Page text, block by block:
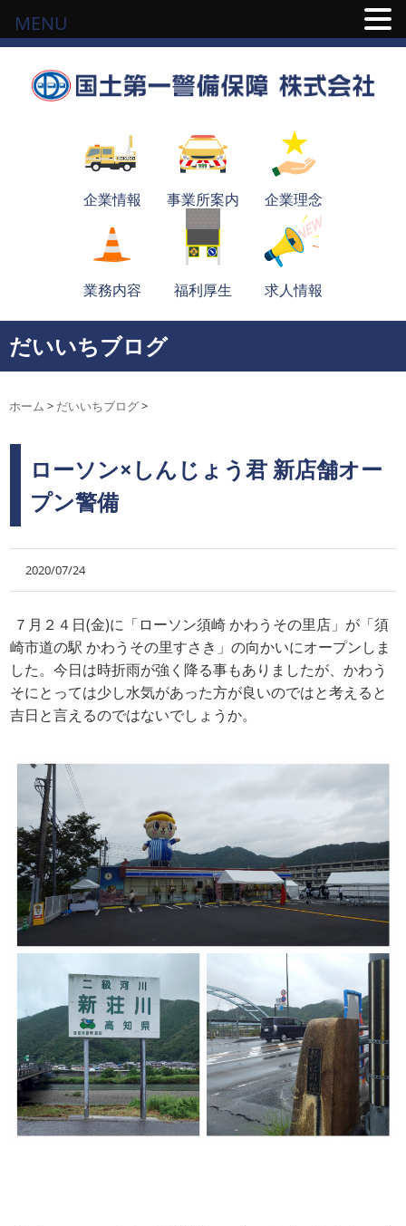
企業情報 事業所案内 企業理念
業務内容 福利厚生 求人情報
だいいちブログ
ホーム > だいいちブログ>
ローソン×しんじょう君 新店舗オー
プン警備
2020/07/24
７月２４日(金)に「ローソン須崎 かわうその里店」が「須
崎市道の駅 かわうその里すさき」の向かいにオープンしま
した。今日は時折雨が強く降る事もありましたが、かわう
そにとっては少し水気があった方が良いのではと考えると
吉日と言えるのではないでしょうか。
MENU